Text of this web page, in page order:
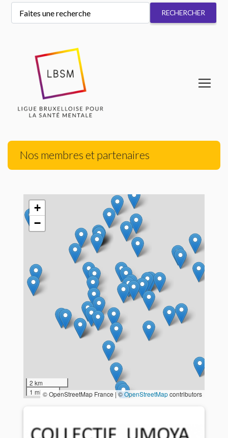
Nos membres et partenaires
+
−
2 km
1 mi © OpenStreetMap France | ©OpenStreetMapcontributors